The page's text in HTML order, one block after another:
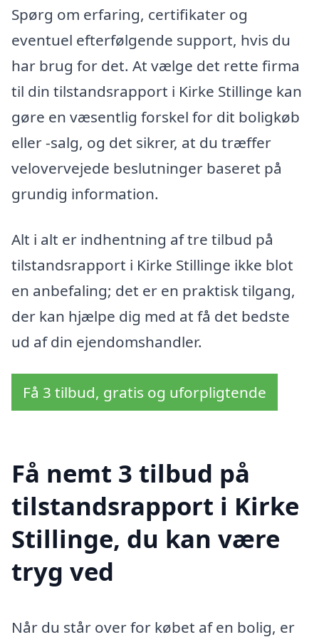
Spørg om erfaring, certifikater og
eventuel efterfølgende support, hvis du
har brug for det. At vælge det rette firma
til din tilstandsrapport i Kirke Stillinge kan
gøre en væsentlig forskel for dit boligkøb
eller -salg, og det sikrer, at du træffer
velovervejede beslutninger baseret på
grundig information.
Alt i alt er indhentning af tre tilbud på
tilstandsrapport i Kirke Stillinge ikke blot
en anbefaling; det er en praktisk tilgang,
der kan hjælpe dig med at få det bedste
ud af din ejendomshandler.
Få 3 tilbud, gratis og uforpligtende
Få nemt 3 tilbud på
tilstandsrapport i Kirke
Stillinge, du kan være
tryg ved
Når du står over for købet af en bolig, er